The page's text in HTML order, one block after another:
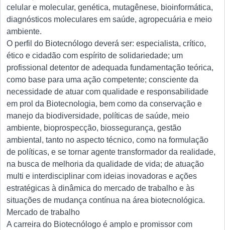
celular e molecular, genética, mutagênese, bioinformática,
diagnósticos moleculares em saúde, agropecuária e meio
ambiente.
O perfil do Biotecnólogo deverá ser: especialista, crítico,
ético e cidadão com espírito de solidariedade; um
profissional detentor de adequada fundamentação teórica,
como base para uma ação competente; consciente da
necessidade de atuar com qualidade e responsabilidade
em prol da Biotecnologia, bem como da conservação e
manejo da biodiversidade, políticas de saúde, meio
ambiente, bioprospecção, biossegurança, gestão
ambiental, tanto no aspecto técnico, como na formulação
de políticas, e se tornar agente transformador da realidade,
na busca de melhoria da qualidade de vida; de atuação
multi e interdisciplinar com ideias inovadoras e ações
estratégicas à dinâmica do mercado de trabalho e às
situações de mudança contínua na área biotecnológica.
Mercado de trabalho
A carreira do Biotecnólogo é amplo e promissor com